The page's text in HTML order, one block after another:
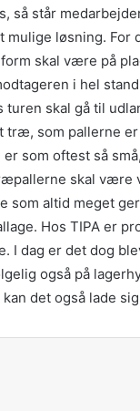
så står
mulige løsning.
skal være på
i hel
turen skal gå til
træ, som pallerne
er som oftest så
skal være
som altid meget
Hos TIPA er
I dag er det dog
også på
kan det også lade